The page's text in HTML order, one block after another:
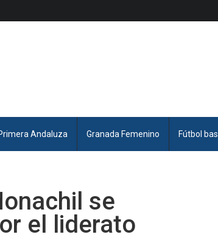
Andaluza Granada Femenino Fútbol
se
el liderato